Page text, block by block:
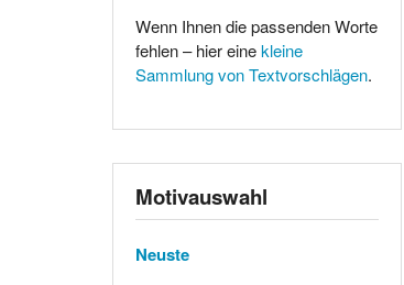
Wenn Ihnen die passenden Worte
fehlen – hier einekleine
Sammlung von Textvorschlägen.
Motivauswahl
Neuste